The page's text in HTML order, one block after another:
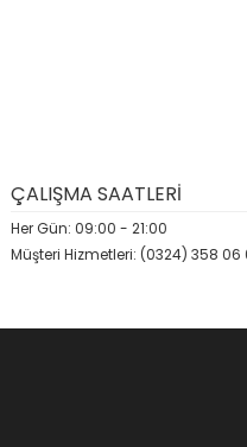
ÇALIŞMA SAATLERİ
Her Gün: 09:00 - 21:00
Müşteri Hizmetleri: (0324) 358 06